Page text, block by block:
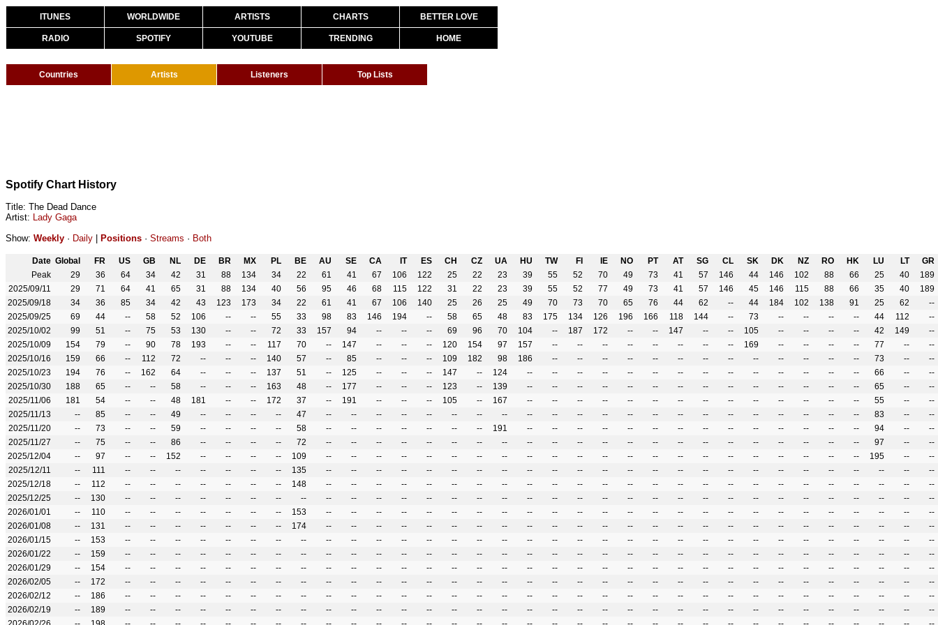
ITUNES WORLDWIDE ARTISTS CHARTS BETTER LOVE
RADIO SPOTIFY YOUTUBE TRENDING HOME
Countries Artists Listeners Top Lists
Spotify Chart History
Title: The Dead Dance
Artist: Lady Gaga
Show: Weekly · Daily Positions · Streams · Both
Date Global FR US GB NL DE BR MX PL BE AU SE CA IT ES CH CZ UA HU TW FI IE NO PT AT SG CL SK DK NZ RO HK LU LT
GR
Peak
29 36 64 34 42 31 88 134 34 22 61 41 67 106 122 25 22 23 39 55 52 70 49 73 41 57 146 44 146 102 88 66 25 40
189
2025/09/11
29 71 64 41 65 31 88 134 40 56 95 46 68 115 122 31 22 23 39 55 52 77 49 73 41 57 146 45 146 115 88 66 35 40
189
2025/09/18
34 36 85 34 42 43 123 173 34 22 61 41 67 106 140 25 26 25 49 70 73 70 65 76 44 62 -- 44 184 102 138 91 25 62
--
2025/09/25
69 44 -- 58 52 106 -- -- 55 33 98 83 146 194 -- 58 65 48 83 175 134 126 196 166 118 144 -- 73 -- -- -- -- 44 112
--
2025/10/02
99 51 -- 75 53 130 -- -- 72 33 157 94 -- -- -- 69 96 70 104 -- 187 172 -- -- 147 -- -- 105 -- -- -- -- 42 149
--
2025/10/09
154 79 -- 90 78 193 -- -- 117 70 -- 147 -- -- -- 120 154 97 157 -- -- -- -- -- -- -- -- 169 -- -- -- -- 77 --
--
2025/10/16
159 66 -- 112 72 -- -- -- 140 57 -- 85 -- -- -- 109 182 98 186 -- -- -- -- -- -- -- -- -- -- -- -- -- 73 --
--
2025/10/23
194 76 -- 162 64 -- -- -- 137 51 -- 125 -- -- -- 147 -- 124 -- -- -- -- -- -- -- -- -- -- -- -- -- -- 66 --
--
2025/10/30
188 65 -- -- 58 -- -- -- 163 48 -- 177 -- -- -- 123 -- 139 -- -- -- -- -- -- -- -- -- -- -- -- -- -- 65 --
--
2025/11/06
181 54 -- -- 48 181 -- -- 172 37 -- 191 -- -- -- 105 -- 167 -- -- -- -- -- -- -- -- -- -- -- -- -- -- 55 --
--
2025/11/13
-- 85 -- -- 49 -- -- -- -- 47 -- -- -- -- -- -- -- -- -- -- -- -- -- -- -- -- -- -- -- -- -- -- 83 --
--
2025/11/20
-- 73 -- -- 59 -- -- -- -- 58 -- -- -- -- -- -- -- 191 -- -- -- -- -- -- -- -- -- -- -- -- -- -- 94 --
--
2025/11/27
-- 75 -- -- 86 -- -- -- -- 72 -- -- -- -- -- -- -- -- -- -- -- -- -- -- -- -- -- -- -- -- -- -- 97 --
--
2025/12/04
-- 97 -- -- 152 -- -- -- -- 109 -- -- -- -- -- -- -- -- -- -- -- -- -- -- -- -- -- -- -- -- -- -- 195 --
--
2025/12/11
-- 111 -- -- -- -- -- -- -- 135 -- -- -- -- -- -- -- -- -- -- -- -- -- -- -- -- -- -- -- -- -- -- -- --
--
2025/12/18
-- 112 -- -- -- -- -- -- -- 148 -- -- -- -- -- -- -- -- -- -- -- -- -- -- -- -- -- -- -- -- -- -- -- --
--
2025/12/25
-- 130 -- -- -- -- -- -- -- -- -- -- -- -- -- -- -- -- -- -- -- -- -- -- -- -- -- -- -- -- -- -- -- --
--
2026/01/01
-- 110 -- -- -- -- -- -- -- 153 -- -- -- -- -- -- -- -- -- -- -- -- -- -- -- -- -- -- -- -- -- -- -- --
--
2026/01/08
-- 131 -- -- -- -- -- -- -- 174 -- -- -- -- -- -- -- -- -- -- -- -- -- -- -- -- -- -- -- -- -- -- -- --
--
2026/01/15
-- 153 -- -- -- -- -- -- -- -- -- -- -- -- -- -- -- -- -- -- -- -- -- -- -- -- -- -- -- -- -- -- -- --
--
2026/01/22
-- 159 -- -- -- -- -- -- -- -- -- -- -- -- -- -- -- -- -- -- -- -- -- -- -- -- -- -- -- -- -- -- -- --
--
2026/01/29
-- 154 -- -- -- -- -- -- -- -- -- -- -- -- -- -- -- -- -- -- -- -- -- -- -- -- -- -- -- -- -- -- -- --
--
2026/02/05
-- 172 -- -- -- -- -- -- -- -- -- -- -- -- -- -- -- -- -- -- -- -- -- -- -- -- -- -- -- -- -- -- -- --
--
2026/02/12
-- 186 -- -- -- -- -- -- -- -- -- -- -- -- -- -- -- -- -- -- -- -- -- -- -- -- -- -- -- -- -- -- -- --
--
2026/02/19
-- 189 -- -- -- -- -- -- -- -- -- -- -- -- -- -- -- -- -- -- -- -- -- -- -- -- -- -- -- -- -- -- -- --
--